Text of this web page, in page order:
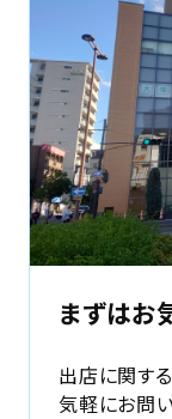
まずはお
出店に関す
気軽にお問